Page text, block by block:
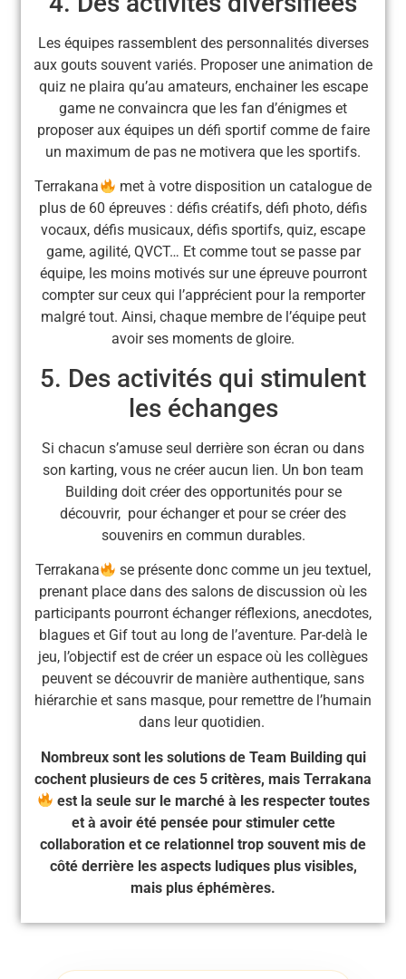
Les équipes rassemblent des personnalités diverses
aux gouts souvent variés. Proposer une animation de
quiz ne plaira qu’au amateurs, enchainer les escape
game ne convaincra que les fan d’énigmes et
proposer aux équipes un défi sportif comme de faire
un maximum de pas ne motivera que les sportifs.
Terrakana
met à votre disposition un catalogue de
plus de 60 épreuves : défis créatifs, défi photo, défis
vocaux, défis musicaux, défis sportifs, quiz, escape
game, agilité, QVCT… Et comme tout se passe par
équipe, les moins motivés sur une épreuve pourront
compter sur ceux qui l’apprécient pour la remporter
malgré tout. Ainsi, chaque membre de l’équipe peut
avoir ses moments de gloire.
5. Des activités qui stimulent
les échanges
Si chacun s’amuse seul derrière son écran ou dans
son karting, vous ne créer aucun lien. Un bon team
Building doit créer des opportunités pour se
découvrir, pour échanger et pour se créer des
souvenirs en commun durables.
Terrakana
se présente donc comme un jeu textuel,
prenant place dans des salons de discussion où les
participants pourront échanger réflexions, anecdotes,
blagues et Gif tout au long de l’aventure. Par-delà le
jeu, l’objectif est de créer un espace où les collègues
peuvent se découvrir de manière authentique, sans
hiérarchie et sans masque, pour remettre de l’humain
dans leur quotidien.
Nombreux sont les solutions de Team Building qui
cochent plusieurs de ces 5 critères, mais Terrakana
est la seule sur le marché à les respecter toutes
et à avoir été pensée pour stimuler cette
collaboration et ce relationnel trop souvent mis de
côté derrière les aspects ludiques plus visibles,
mais plus éphémères.